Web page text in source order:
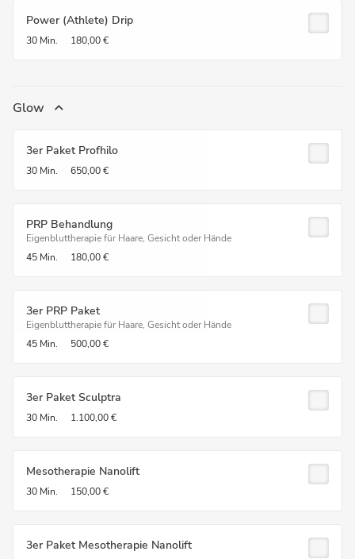
Power (Athlete) Drip
30 Min. 180,00 €
Glow
3er Paket Profhilo
30 Min. 650,00 €
PRP Behandlung
Eigenbluttherapie für Haare, Gesicht oder Hände
45 Min.
180,00 €
3er PRP Paket
Eigenbluttherapie für Haare, Gesicht oder Hände
45 Min.
500,00 €
3er Paket Sculptra
30 Min. 1.100,00 €
Mesotherapie Nanolift
30 Min. 150,00 €
3er Paket Mesotherapie Nanolift